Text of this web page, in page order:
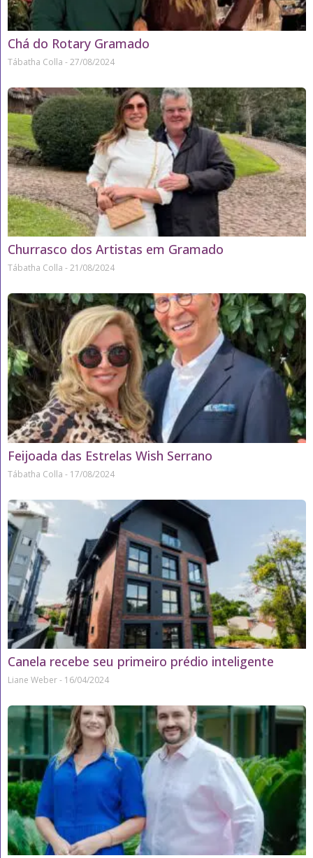
Chá do Rotary Gramado
Tábatha Colla 27/08/2024
Churrasco dos Artistas em Gramado
Tábatha Colla 21/08/2024
Feijoada das Estrelas Wish Serrano
Tábatha Colla 17/08/2024
Canela recebe seu primeiro prédio inteligente
Liane Weber 16/04/2024